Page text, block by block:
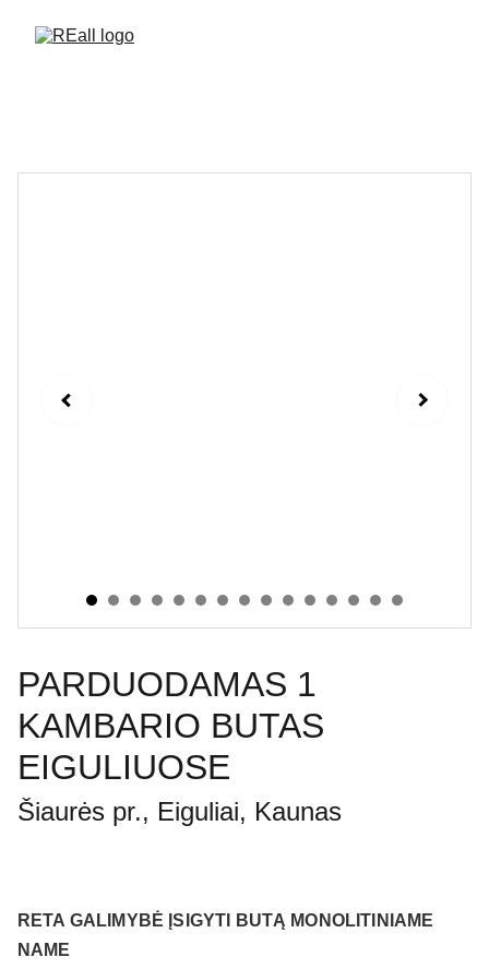
PARDUODAMAS 1
KAMBARIO BUTAS
EIGULIUOSE
Šiaurės pr., Eiguliai, Kaunas
RETA GALIMYBĖ ĮSIGYTI BUTĄ MONOLITINIAME
NAME